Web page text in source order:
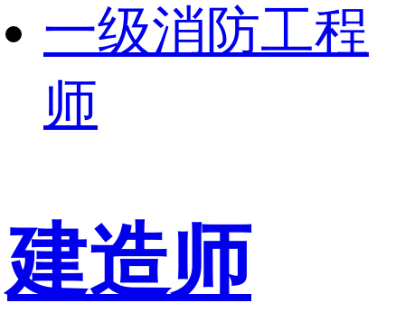
一级消防工程
师
建造师